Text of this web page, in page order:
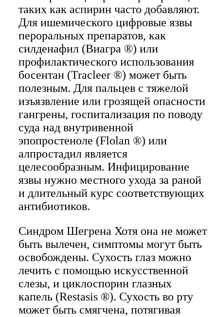
таких как аспирин часто добавляют.
Для ишемического цифровые язвы
пероральных препаратов, как
силденафил (Виагра ®) или
профилактического использования
босентан (Tracleer ®) может быть
полезным. Для пальцев с тяжелой
изъязвление или грозящей опасности
гангрены, госпитализация по поводу
суда над внутривенной
эпопростеноле (Flolan ®) или
алпростадил является
целесообразным. Инфицирование
язвы нужно местного ухода за раной
и длительный курс соответствующих
антибиотиков.
Синдром Шегрена Хотя она не может
быть вылечен, симптомы могут быть
освобождены. Сухость глаз можно
лечить с помощью искусственной
слезы, и циклоспорин глазных
капель (Restasis ®). Сухость во рту
может быть смягчена, потягивая